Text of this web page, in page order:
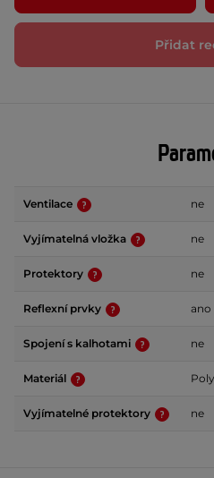
Přidat
Ventilace ne
Vyjímatelná vložka ne
Protektory ne
Reflexní prvky ano
Spojení s kalhotami ne
Materiál
Vyjímatelné protektory ne